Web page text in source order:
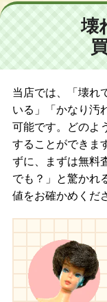
壊
当店では、「壊れ
いる」「かなり汚
可能です。どのよ
することができま
ずに、まずは無料
でも？」と驚かれ
値をお確かめくだ